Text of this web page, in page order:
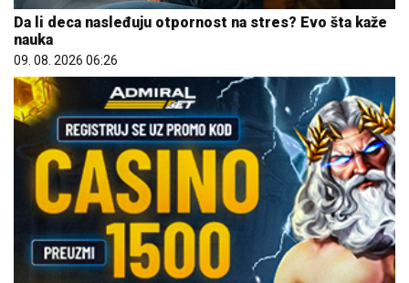
Da li deca nasleđuju otpornost na stres? Evo šta kaže
nauka
09. 08. 2026 06:26